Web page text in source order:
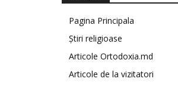
Pagina Principala
Știri religioase
Articole Ortodoxia.md
Articole de la vizitatori